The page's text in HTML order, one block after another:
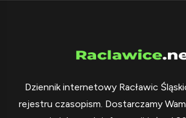
Dziennik internetowy Racławic
rejestru czasopism. Dostarczamy